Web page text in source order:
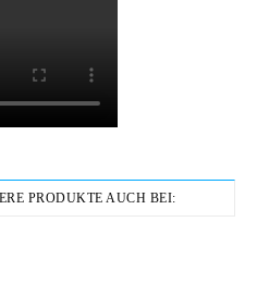
PRODUKTE AUCH BEI: